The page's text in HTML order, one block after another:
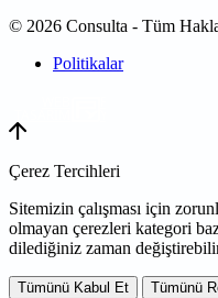
© 2026 Consulta - Tüm
Politikalar
Çerez Tercihleri
Sitemizin çalışması için
olmayan çerezleri kategori
dilediğiniz zaman
Tümünü Kabul Et Tümünü